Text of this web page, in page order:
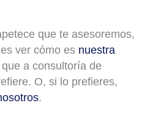
que te asesoremos,
ver cómo es nuestra
a consultoría de
O, si lo prefieres,
.